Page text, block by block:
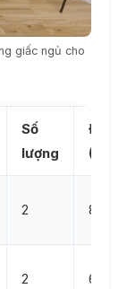
giấc ngủ cho
Số
lượng
Đơn
(VNĐ)
2
2